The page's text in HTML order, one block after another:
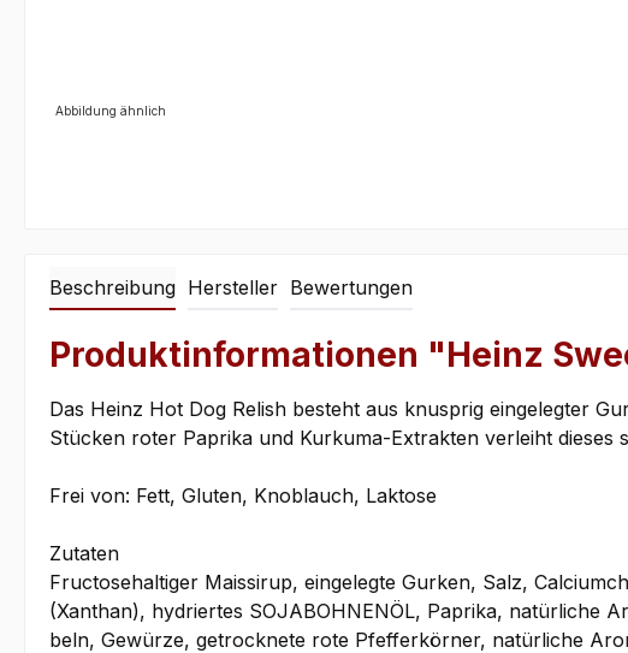
Abbildung ähnlich
Beschreibung Hersteller Bewertungen
Produktinformationen "Heinz
Das Heinz Hot Dog Relish besteht aus knusprig eingelegter
Stücken roter Paprika und Kurkuma-Extrakten verleiht
Frei von: Fett, Gluten, Knoblauch, Laktose
Zutaten
Fructosehaltiger Maissirup, eingelegte Gurken, Salz,
(Xanthan), hydriertes SOJABOHNENÖL, Paprika, natürliche
beln, Gewürze, getrocknete rote Pfefferkörner, natürliche